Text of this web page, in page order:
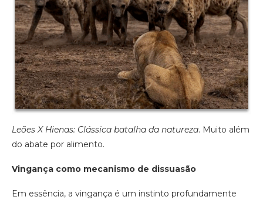
Leões X Hienas: Clássica batalha da natureza. Muito além
do abate por alimento.
Vingança como mecanismo de dissuasão
Em essência, a vingança é um instinto profundamente